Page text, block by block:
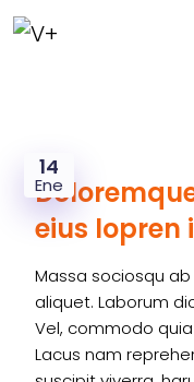
14
Ene
eius lopren
Massa sociosqu
aliquet. Laborum
Vel, commodo
Lacus nam